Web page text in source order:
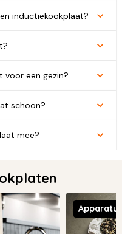
inductiekookplaat?
voor een gezin?
schoon?
mee?